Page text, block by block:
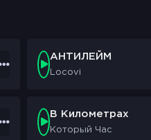
АНТИЛЕЙМ
Locovi
В Километрах
Который Час